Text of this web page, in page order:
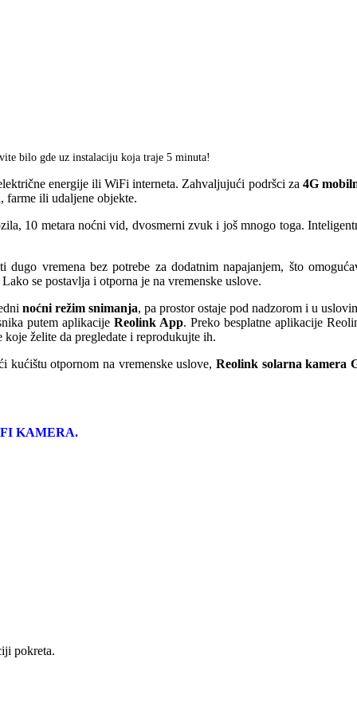
bilo gde uz instalaciju koja traje 5 minuta!
energije ili WiFi interneta. Zahvaljujući podršci za 4G
farme ili udaljene objekte.
10 metara noćni vid, dvosmerni zvuk i još mnogo toga.
vremena bez potrebe za dodatnim napajanjem, što
Lako se postavlja i otporna je na vremenske uslove.
noćni režim snimanja, pa prostor ostaje pod nadzorom i u
putem aplikacije Reolink App. Preko besplatne aplikacije
želite da pregledate i reprodukujte ih.
kućištu otpornom na vremenske uslove,Reolink solarna kamera
KAMERA.
pokreta.